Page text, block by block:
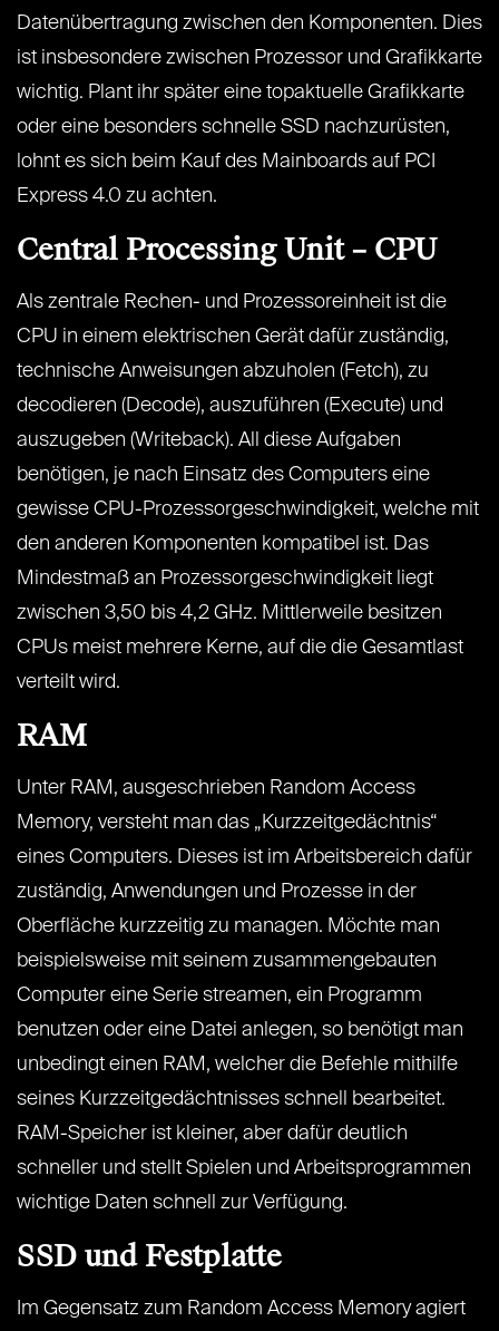
Datenübertragung zwischen den Komponenten. Dies
ist insbesondere zwischen Prozessor und Grafikkarte
wichtig. Plant ihr später eine topaktuelle Grafikkarte
oder eine besonders schnelle SSD nachzurüsten,
lohnt es sich beim Kauf des Mainboards auf PCI
Express 4.0 zu achten.
Central Processing Unit – CPU
Als zentrale Rechen- und Prozessoreinheit ist die
CPU in einem elektrischen Gerät dafür zuständig,
technische Anweisungen abzuholen (Fetch), zu
decodieren (Decode), auszuführen (Execute) und
auszugeben (Writeback). All diese Aufgaben
benötigen, je nach Einsatz des Computers eine
gewisse CPU-Prozessorgeschwindigkeit, welche mit
den anderen Komponenten kompatibel ist. Das
Mindestmaß an Prozessorgeschwindigkeit liegt
zwischen 3,50 bis 4,2 GHz. Mittlerweile besitzen
CPUs meist mehrere Kerne, auf die die Gesamtlast
verteilt wird.
RAM
Unter RAM, ausgeschrieben Random Access
Memory, versteht man das „Kurzzeitgedächtnis“
eines Computers. Dieses ist im Arbeitsbereich dafür
zuständig, Anwendungen und Prozesse in der
Oberfläche kurzzeitig zu managen. Möchte man
beispielsweise mit seinem zusammengebauten
Computer eine Serie streamen, ein Programm
benutzen oder eine Datei anlegen, so benötigt man
unbedingt einen RAM, welcher die Befehle mithilfe
seines Kurzzeitgedächtnisses schnell bearbeitet.
RAM-Speicher ist kleiner, aber dafür deutlich
schneller und stellt Spielen und Arbeitsprogrammen
wichtige Daten schnell zur Verfügung.
SSD und Festplatte
Im Gegensatz zum Random Access Memory agiert